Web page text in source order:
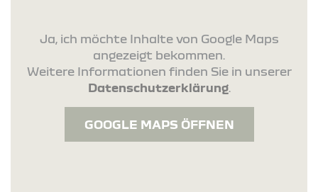
Ja, ich möchte Inhalte von Google Maps
angezeigt bekommen.
Weitere Informationen finden Sie in unserer
Datenschutzerklärung.
GOOGLE MAPS ÖFFNEN